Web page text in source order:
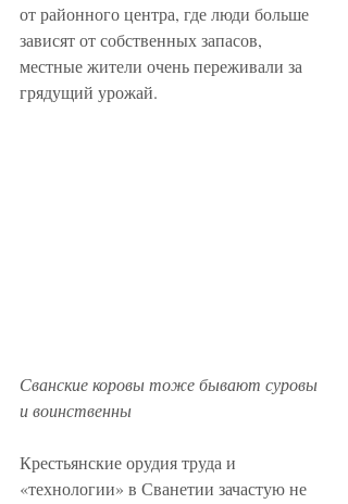
от районного центра, где люди больше
зависят от собственных запасов,
местные жители очень переживали за
грядущий урожай.
Сванские коровы тоже бывают суровы
и воинственны
Крестьянские орудия труда и
«технологии» в Сванетии зачастую не